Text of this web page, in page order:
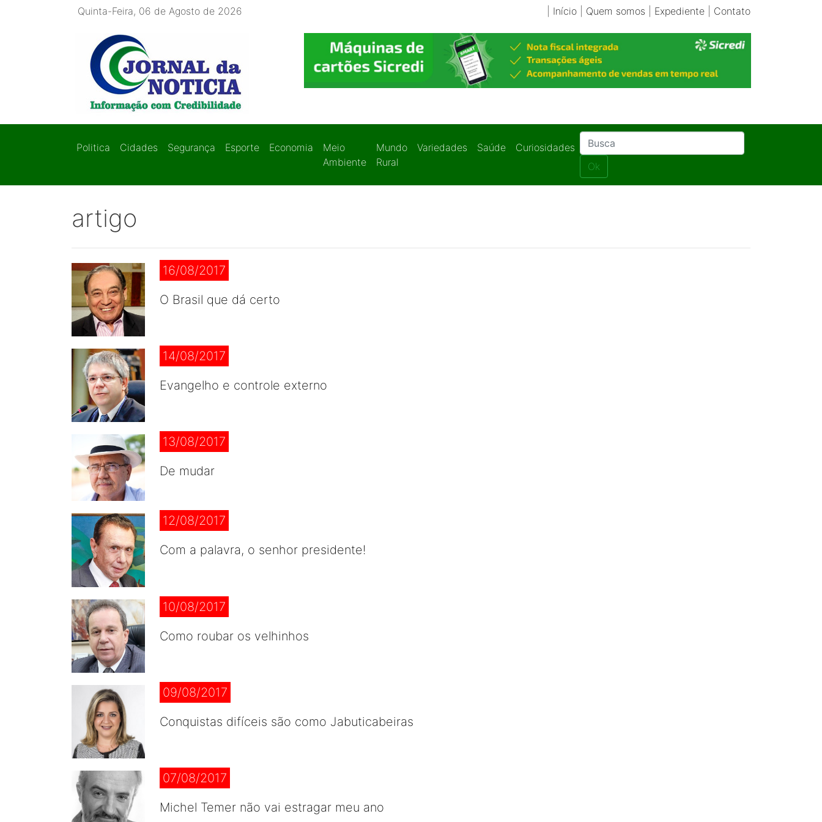
Quinta-Feira, 06 de Agosto de 2026 Início| Quem somos Expediente| Contato
Politica Cidades Segurança Esporte Economia
Meio
Ambiente
Mundo
Rural
Variedades Saúde
Curiosidades
Ok
artigo
16/08/2017
O Brasil que dá certo
14/08/2017
Evangelho e controle externo
13/08/2017
De mudar
12/08/2017
Com a palavra, o senhor presidente!
10/08/2017
Como roubar os velhinhos
09/08/2017
Conquistas difíceis são como Jabuticabeiras
07/08/2017
Michel Temer não vai estragar meu ano